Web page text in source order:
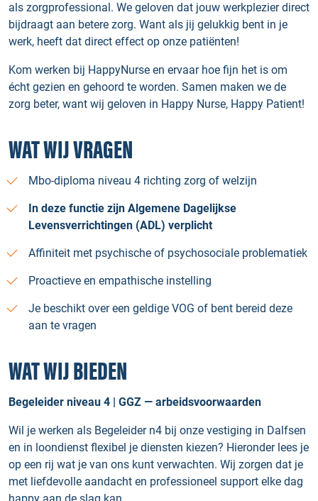
als zorgprofessional. We geloven dat jouw werkplezier direct
bijdraagt aan betere zorg. Want als jij gelukkig bent in je
werk, heeft dat direct effect op onze patiënten!
Kom werken bij HappyNurse en ervaar hoe fijn het is om
écht gezien en gehoord te worden. Samen maken we de
zorg beter, want wij geloven in Happy Nurse, Happy Patient!
WAT WIJ VRAGEN
Mbo-diploma niveau 4 richting zorg of welzijn
In deze functie zijn Algemene Dagelijkse
Levensverrichtingen (ADL) verplicht
Affiniteit met psychische of psychosociale problematiek
Proactieve en empathische instelling
Je beschikt over een geldige VOG of bent bereid deze
aan te vragen
WAT WIJ BIEDEN
Begeleider niveau 4 | GGZ — arbeidsvoorwaarden
Wil je werken als Begeleider n4 bij onze vestiging in Dalfsen
en in loondienst flexibel je diensten kiezen? Hieronder lees je
op een rij wat je van ons kunt verwachten. Wij zorgen dat je
met liefdevolle aandacht en professioneel support elke dag